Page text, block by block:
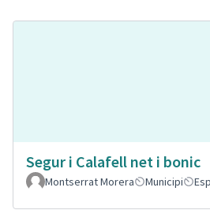
Segur i Calafell net i bonic
Montserrat Morera
Municipi